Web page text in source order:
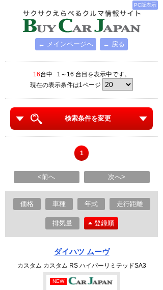
PC版表示
← メインページへ ← 戻る
16台中 1～16 台目を表示中です。
現在の表示条件は1ページ
検索条件を変更
1
<前へ 次へ>
価格 車種 年式 走行距離
排気量 登録順
ダイハツ ムーヴ
カスタム カスタム RS ハイパーリミテッドSA3
NEW